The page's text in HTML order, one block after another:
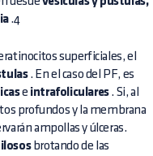
.4
superficiales, el
. En el caso del PF, es
e intrafoliculares. Si, al
profundos y la membrana
ampollas y úlceras.
brotando de las